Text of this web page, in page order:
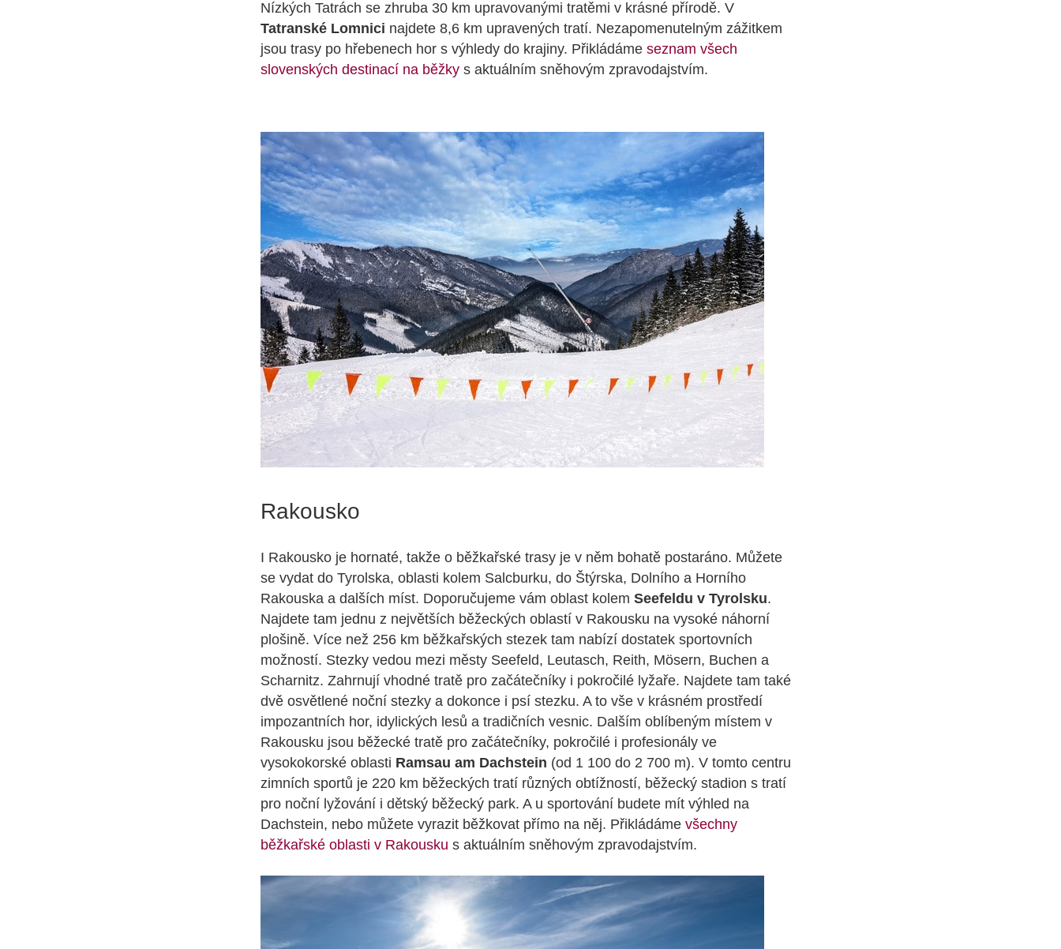
Nízkých Tatrách se zhruba 30 km upravovanými tratěmi v krásné přírodě. V
Tatranské Lomnici najdete 8,6 km upravených tratí. Nezapomenutelným zážitkem
jsou trasy po hřebenech hor s výhledy do krajiny. Přikládáme seznam všech
slovenských destinací na běžky s aktuálním sněhovým zpravodajstvím.
Rakousko
I Rakousko je hornaté, takže o běžkařské trasy je v něm bohatě postaráno. Můžete
se vydat do Tyrolska, oblasti kolem Salcburku, do Štýrska, Dolního a Horního
Rakouska a dalších míst. Doporučujeme vám oblast kolem Seefeldu v Tyrolsku.
Najdete tam jednu z největších běžeckých oblastí v Rakousku na vysoké náhorní
plošině. Více než 256 km běžkařských stezek tam nabízí dostatek sportovních
možností. Stezky vedou mezi městy Seefeld, Leutasch, Reith, Mösern, Buchen a
Scharnitz. Zahrnují vhodné tratě pro začátečníky i pokročilé lyžaře. Najdete tam také
dvě osvětlené noční stezky a dokonce i psí stezku. A to vše v krásném prostředí
impozantních hor, idylických lesů a tradičních vesnic. Dalším oblíbeným místem v
Rakousku jsou běžecké tratě pro začátečníky, pokročilé i profesionály ve
vysokokorské oblasti Ramsau am Dachstein (od 1 100 do 2 700 m). V tomto centru
zimních sportů je 220 km běžeckých tratí různých obtížností, běžecký stadion s tratí
pro noční lyžování i dětský běžecký park. A u sportování budete mít výhled na
Dachstein, nebo můžete vyrazit běžkovat přímo na něj. Přikládáme všechny
běžkařské oblasti v Rakousku s aktuálním sněhovým zpravodajstvím.